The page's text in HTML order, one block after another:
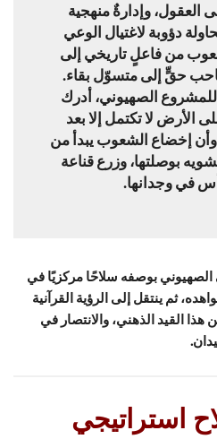
وإدارةٌ منهجية
دؤوبة لاغتيال الوعي
من فاعلٍ تاريخي إلى
حقٍّ إلى متسوّل بقاء.
للمشروع الصهيوني، أدرك
الأرض لا تكتمل إلا بعد
إخضاع الشعوب يبدأ من
بوصلتها، وزرع قناعة
في وجدانها.
بوصفه سلاحًا مركزيًا في
ثم ينتقل إلى الرؤية القرآنية
القيد الذهني، والانتصار في
استراتيجي